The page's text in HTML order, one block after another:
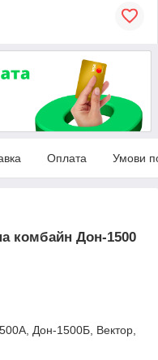
Оплата Умови
комбайн Дон-1500
Дон-1500Б, Вектор,